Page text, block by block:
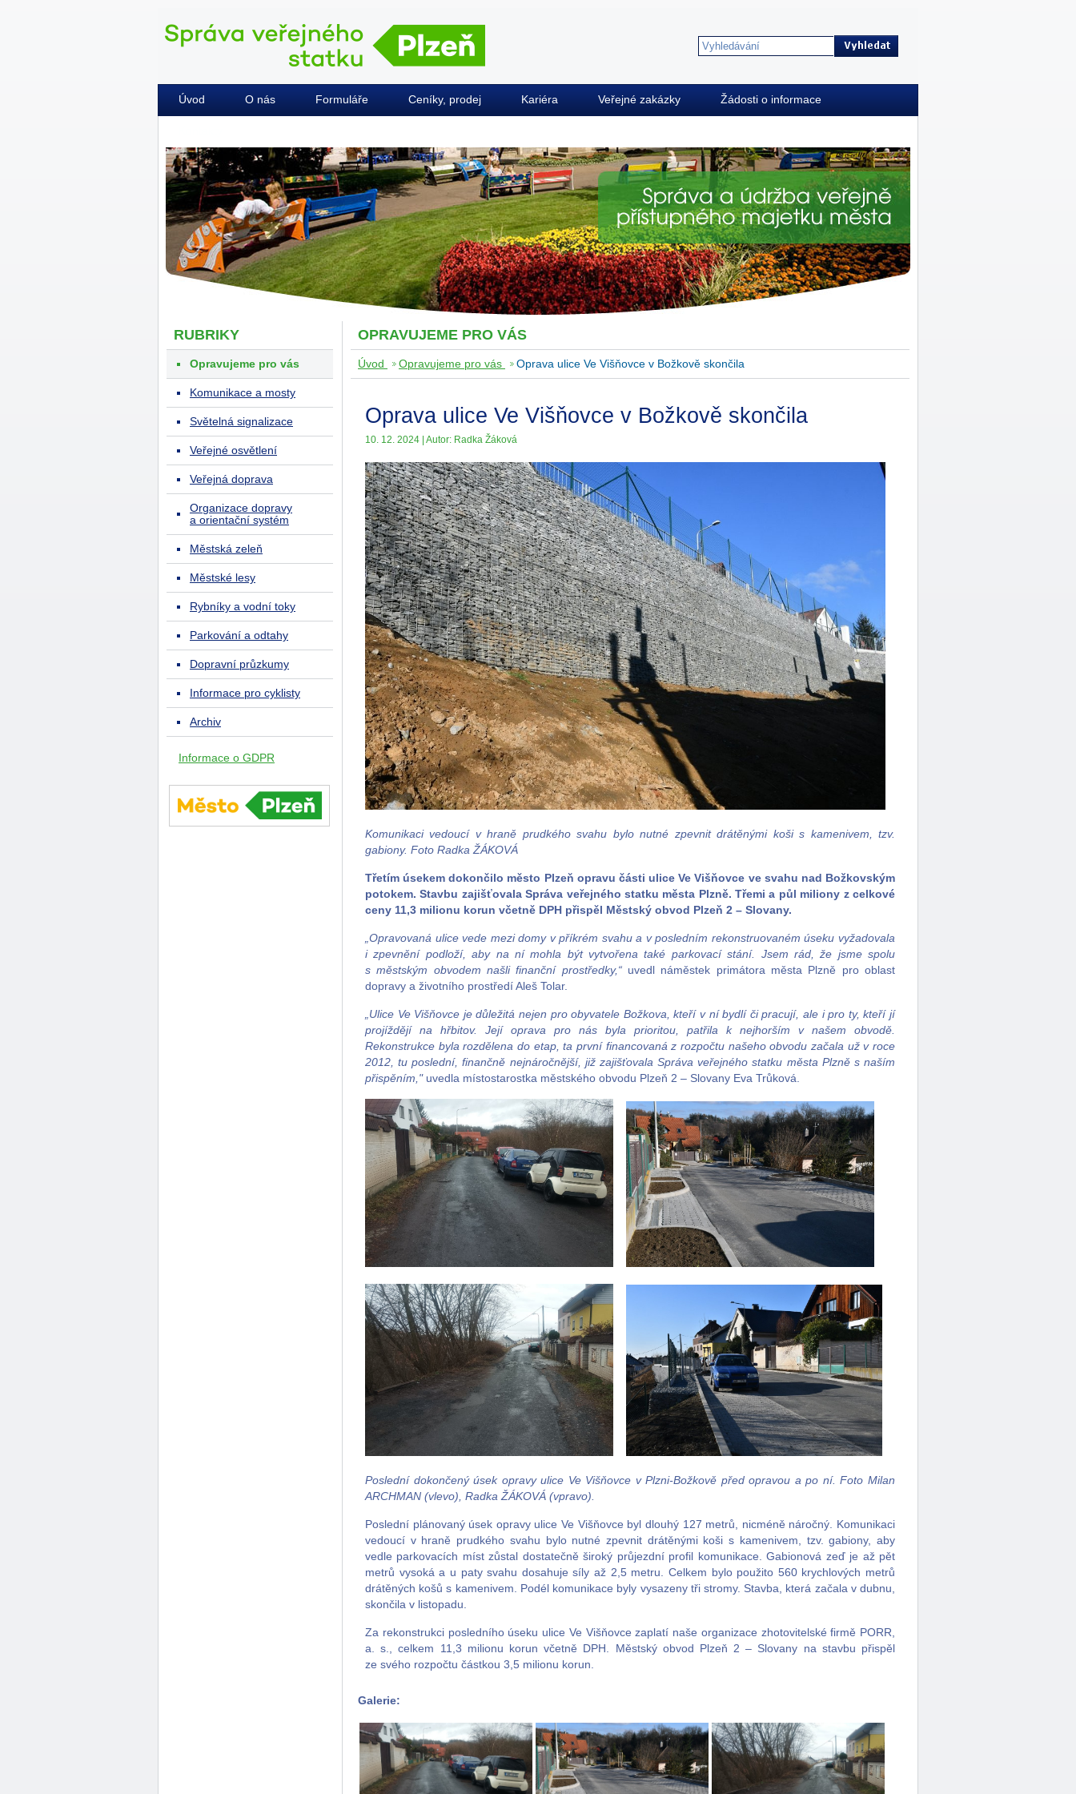
Úvod O nás Formuláře Ceníky, prodej Kariéra Veřejné zakázky Žádosti o informace
OPRAVUJEME PRO VÁS
Úvod Opravujeme pro vás Oprava ulice Ve Višňovce v Božkově skončila
Oprava ulice Ve Višňovce v Božkově skončila
10. 12. 2024 | Autor: Radka Žáková
Komunikaci vedoucí v hraně prudkého svahu bylo nutné zpevnit drátěnými koši s kamenivem, tzv.
gabiony. Foto Radka ŽÁKOVÁ
Třetím úsekem dokončilo město Plzeň opravu části ulice Ve Višňovce ve svahu nad Božkovským
potokem. Stavbu zajišťovala Správa veřejného statku města Plzně. Třemi a půl miliony z celkové
ceny 11,3 milionu korun včetně DPH přispěl Městský obvod Plzeň 2 – Slovany.
„Opravovaná ulice vede mezi domy v příkrém svahu a v posledním rekonstruovaném úseku vyžadovala
i zpevnění podloží, aby na ní mohla být vytvořena také parkovací stání. Jsem rád, že jsme spolu
s městským obvodem našli finanční prostředky,“uvedl náměstek primátora města Plzně pro oblast
dopravy a životního prostředí Aleš Tolar.
„Ulice Ve Višňovce je důležitá nejen pro obyvatele Božkova, kteří v ní bydlí či pracují, ale i pro ty, kteří jí
projíždějí na hřbitov. Její oprava pro nás byla prioritou, patřila k nejhorším v našem obvodě.
Rekonstrukce byla rozdělena do etap, ta první financovaná z rozpočtu našeho obvodu začala už v roce
2012, tu poslední, finančně nejnáročnější, již zajišťovala Správa veřejného statku města Plzně s naším
přispěním,"uvedla místostarostka městského obvodu Plzeň 2 – Slovany Eva Trůková.
Poslední dokončený úsek opravy ulice Ve Višňovce v Plzni-Božkově před opravou a po ní. Foto Milan
ARCHMAN (vlevo), Radka ŽÁKOVÁ (vpravo).
Poslední plánovaný úsek opravy ulice Ve Višňovce byl dlouhý 127 metrů, nicméně náročný. Komunikaci
vedoucí v hraně prudkého svahu bylo nutné zpevnit drátěnými koši s kamenivem, tzv. gabiony, aby
vedle parkovacích míst zůstal dostatečně široký průjezdní profil komunikace. Gabionová zeď je až pět
metrů vysoká a u paty svahu dosahuje síly až 2,5 metru. Celkem bylo použito 560 krychlových metrů
drátěných košů s kamenivem. Podél komunikace byly vysazeny tři stromy. Stavba, která začala v dubnu,
skončila v listopadu.
Za rekonstrukci posledního úseku ulice Ve Višňovce zaplatí naše organizace zhotovitelské firmě PORR,
a. s., celkem 11,3 milionu korun včetně DPH. Městský obvod Plzeň 2 – Slovany na stavbu přispěl
ze svého rozpočtu částkou 3,5 milionu korun.
Galerie:
RUBRIKY
Opravujeme pro vás
Komunikace a mosty
Světelná signalizace
Veřejné osvětlení
Veřejná doprava
Organizace dopravy
a orientační systém
Městská zeleň
Městské lesy
Rybníky a vodní toky
Parkování a odtahy
Dopravní průzkumy
Informace pro cyklisty
Archiv
Informace o GDPR